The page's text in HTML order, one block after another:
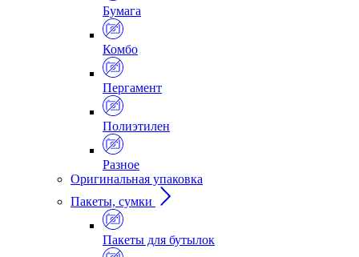
Бумага
Комбо
Пергамент
Полиэтилен
Разное
Оригинальная упаковка
Пакеты, сумки
Пакеты для бутылок